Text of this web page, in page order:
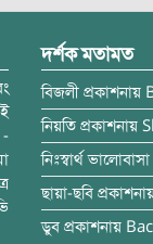
-
দর্শক মতামত
বিজলী প্রকাশনায়
নিয়তি প্রকাশনায়
নিঃস্বার্থ ভালোবাসা
ছায়া-ছবি
ডুব প্রকাশনায়